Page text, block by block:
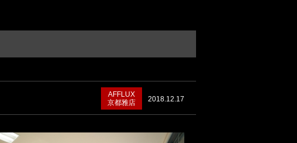
2018.12.17
AFFLUX
京都雅店